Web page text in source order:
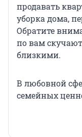
продавать
уборка дома,
Обратите
по вам
близкими.
В любовной
семейных